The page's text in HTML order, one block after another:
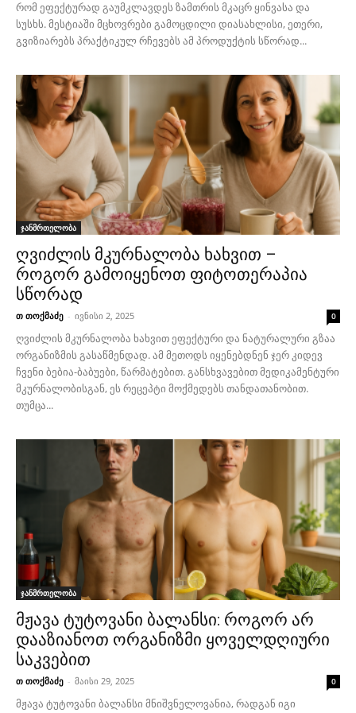
რომ ეფექტურად გაუმკლავდეს ზამთრის მკაცრ ყინვასა და
სუსხს. მესტიაში მცხოვრები გამოცდილი დიასახლისი, ეთერი,
გვიზიარებს პრაქტიკულ რჩევებს ამ პროდუქტის სწორად...
ჯანმრთელობა
ღვიძლის მკურნალობა ხახვით –
როგორ გამოიყენოთ ფიტოთერაპია
სწორად
თ თოქმაძე - ივნისი 2, 2025 0
ღვიძლის მკურნალობა ხახვით ეფექტური და ნატურალური გზაა
ორგანიზმის გასაწმენდად. ამ მეთოდს იყენებდნენ ჯერ კიდევ
ჩვენი ბებია-ბაბუები, წარმატებით. განსხვავებით მედიკამენტური
მკურნალობისგან, ეს რეცეპტი მოქმედებს თანდათანობით.
თუმცა...
ჯანმრთელობა
მჟავა ტუტოვანი ბალანსი: როგორ არ
დააზიანოთ ორგანიზმი ყოველდღიური
საკვებით
თ თოქმაძე - მაისი 29, 2025 0
მჟავა ტუტოვანი ბალანსი მნიშვნელოვანია, რადგან იგი